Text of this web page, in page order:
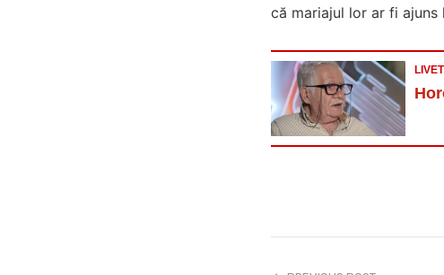
că mariajul lor ar fi ajuns